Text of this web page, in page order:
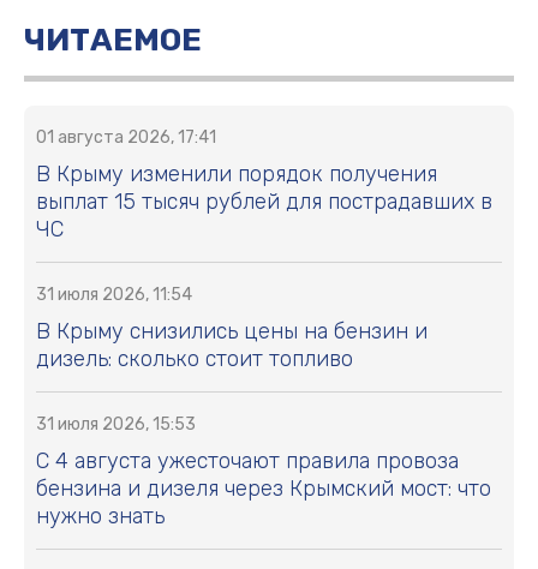
ЧИТАЕМОЕ
01 августа 2026, 17:41
В Крыму изменили порядок получения
выплат 15 тысяч рублей для пострадавших в
ЧС
31 июля 2026, 11:54
В Крыму снизились цены на бензин и
дизель: сколько стоит топливо
31 июля 2026, 15:53
С 4 августа ужесточают правила провоза
бензина и дизеля через Крымский мост: что
нужно знать